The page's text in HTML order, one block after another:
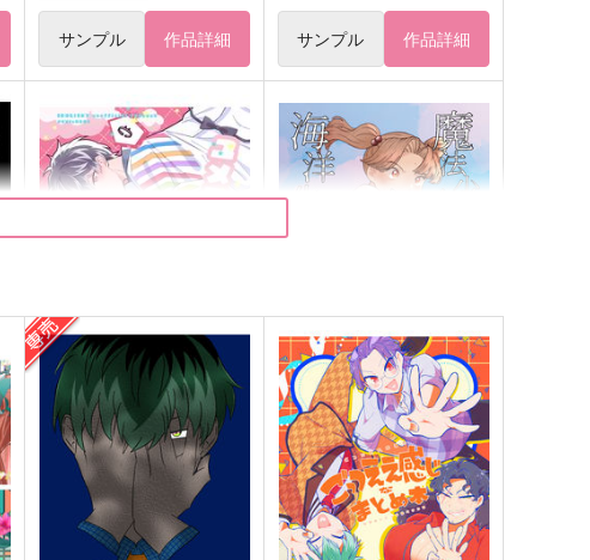
サンプル 作品詳細 サンプル 作品詳細
ユメ見ちゃってもいいです
か？
マルッとぴこまる
（税込）
魔法少女滝と海洋生物
お花見文鳥
787円（税込）
平滝夜叉丸